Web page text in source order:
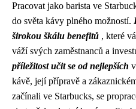
Pracovat jako barista ve
do světa kávy plného možností.
širokou škálu benefitů , které
váží svých zaměstnanců a
příležitost učit se od nejlepších
kávě, její přípravě a
začínali ve Starbucks, se